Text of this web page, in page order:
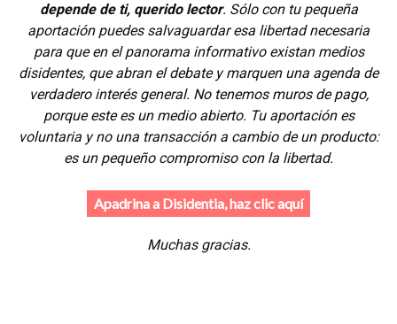
depende de ti, querido lector. Sólo con tu pequeña
aportación puedes salvaguardar esa libertad necesaria
para que en el panorama informativo existan medios
disidentes, que abran el debate y marquen una agenda de
verdadero interés general. No tenemos muros de pago,
porque este es un medio abierto. Tu aportación es
voluntaria y no una transacción a cambio de un producto:
es un pequeño compromiso con la libertad.
Apadrina a Disidentia, haz clic aquí
Muchas gracias.